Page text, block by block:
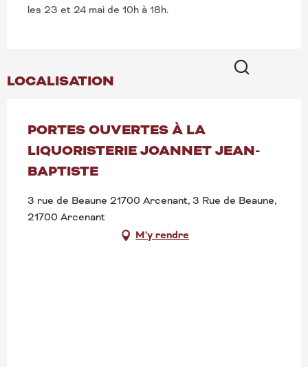
les 23 et 24 mai de 10h à 18h.
LOCALISATION
PORTES OUVERTES À LA
LIQUORISTERIE JOANNET JEAN-
BAPTISTE
3 rue de Beaune 21700 Arcenant, 3 Rue de Beaune,
21700 Arcenant
M'y rendre